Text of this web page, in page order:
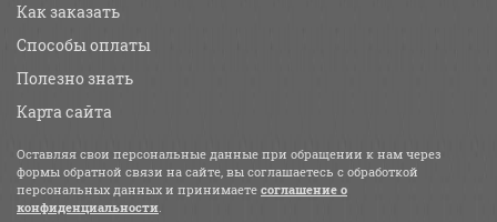
Как заказать
Способы оплаты
Полезно знать
Карта сайта
Оставляя свои персональные данные при обращении к нам через
формы обратной связи на сайте, вы соглашаетесь с обработкой
персональных данных и принимаете соглашение о
конфиденциальности.